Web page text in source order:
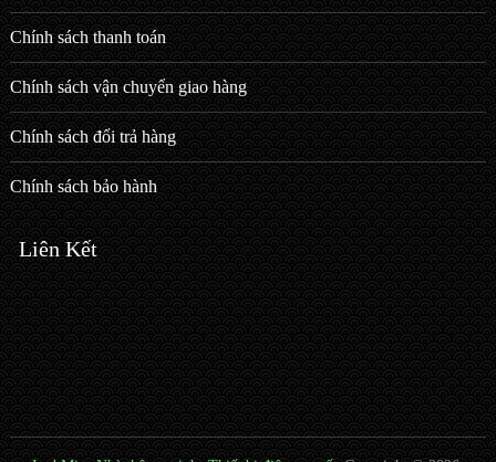
Chính sách thanh toán
Chính sách vận chuyển giao hàng
Chính sách đổi trả hàng
Chính sách bảo hành
Liên Kết